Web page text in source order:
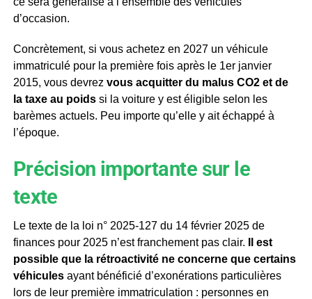
d’occasion.
Concrètement, si vous achetez en 2027 un véhicule
immatriculé pour la première fois après le 1er janvier
2015, vous devrez vous acquitter du malus CO2 et de
la taxe au poidssi la voiture y est éligible selon les
barèmes actuels. Peu importe qu’elle y ait échappé à
l’époque.
Précision importante sur le
texte
Le texte de la loi n° 2025-127 du 14 février 2025 de
finances pour 2025 n’est franchement pas clair.
Il est
possible que la rétroactivité ne concerne que certains
véhiculesayant bénéficié d’exonérations particulières
lors de leur première immatriculation : personnes en